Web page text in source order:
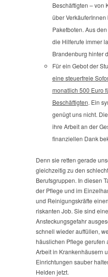
Beschäftigten – von
über
Paketboten. Aus
die Hilferufe immer
Brandenburg hinter
Für ein Gebot der
eine steuerfreie
monatlich 500 Euro
Beschäftigten. Ein
genügt uns nicht.
ihre Arbeit an der
finanziellen Dank
Denn sie retten gerade
gleichzeitig zu den
Berufsgruppen. In diesen
der Pflege und im
und Reinigungskräfte
riskanten Job. Sie sind
Ansteckungsgefahr
schnell wieder auffüllen,
häuslichen Pflege gerufen
Arbeit in Krankenhäusern
Einrichtungen sauber
Helden jetzt.